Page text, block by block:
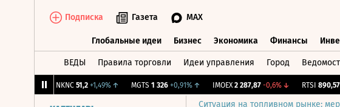
Подписка Газета MAX
Глобальные идеи Бизнес Экономика Финансы
ВЕДЫ Правила торговли Идеи управления Город
NKNC 51,2 +1,49%↑ MGTS 1 326 +0,91%↑ IMOEX 2 287,87 -0,6%↓ RTSI 890,57
Ситуация на топливном рынке: